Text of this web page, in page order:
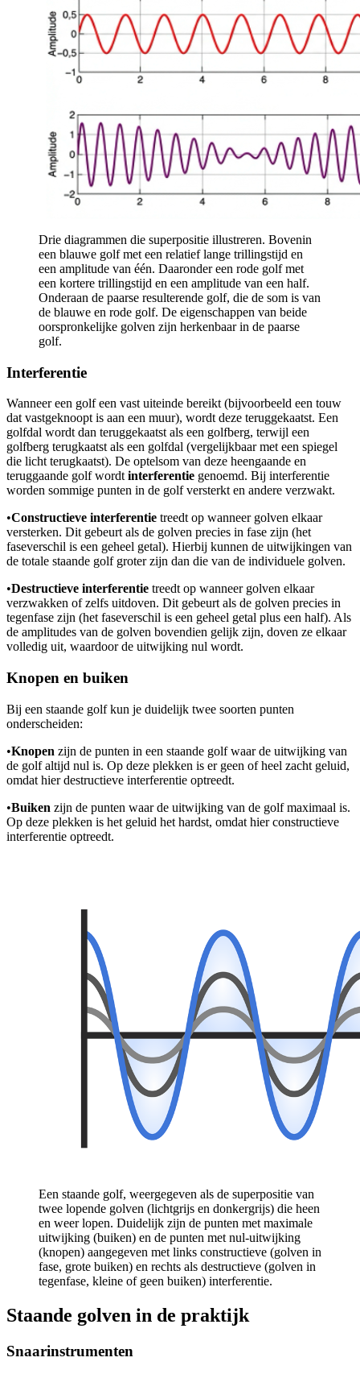
Drie diagrammen die superpositie illustreren. Bovenin
een blauwe golf met een relatief lange trillingstijd en
een amplitude van één. Daaronder een rode golf met
een kortere trillingstijd en een amplitude van een half.
Onderaan de paarse resulterende golf, die de som is van
de blauwe en rode golf. De eigenschappen van beide
oorspronkelijke golven zijn herkenbaar in de paarse
golf.
Interferentie
Wanneer een golf een vast uiteinde bereikt (bijvoorbeeld een touw
dat vastgeknoopt is aan een muur), wordt deze teruggekaatst. Een
golfdal wordt dan teruggekaatst als een golfberg, terwijl een
golfberg terugkaatst als een golfdal (vergelijkbaar met een spiegel
die licht terugkaatst). De optelsom van deze heengaande en
teruggaande golf wordtinterferentie genoemd. Bij interferentie
worden sommige punten in de golf versterkt en andere verzwakt.
•Constructieve interferentie treedt op wanneer golven elkaar
versterken. Dit gebeurt als de golven precies in fase zijn (het
faseverschil is een geheel getal). Hierbij kunnen de uitwijkingen van
de totale staande golf groter zijn dan die van de individuele golven.
•Destructieve interferentie treedt op wanneer golven elkaar
verzwakken of zelfs uitdoven. Dit gebeurt als de golven precies in
tegenfase zijn (het faseverschil is een geheel getal plus een half). Als
de amplitudes van de golven bovendien gelijk zijn, doven ze elkaar
volledig uit, waardoor de uitwijking nul wordt.
Knopen en buiken
Bij een staande golf kun je duidelijk twee soorten punten
onderscheiden:
•Knopen zijn de punten in een staande golf waar de uitwijking van
de golf altijd nul is. Op deze plekken is er geen of heel zacht geluid,
omdat hier destructieve interferentie optreedt.
•Buiken zijn de punten waar de uitwijking van de golf maximaal is.
Op deze plekken is het geluid het hardst, omdat hier constructieve
interferentie optreedt.
Een staande golf, weergegeven als de superpositie van
twee lopende golven (lichtgrijs en donkergrijs) die heen
en weer lopen. Duidelijk zijn de punten met maximale
uitwijking (buiken) en de punten met nul-uitwijking
(knopen) aangegeven met links constructieve (golven in
fase, grote buiken) en rechts als destructieve (golven in
tegenfase, kleine of geen buiken) interferentie.
Staande golven in de praktijk
Snaarinstrumenten